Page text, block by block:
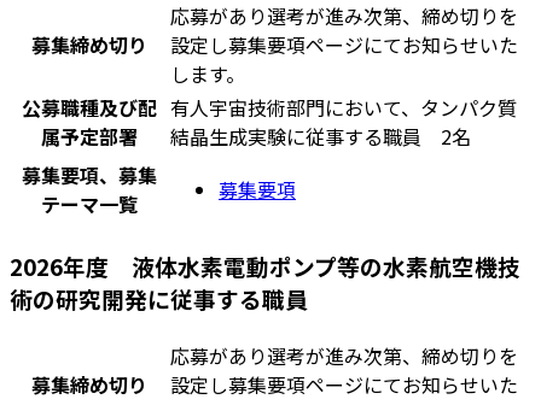
募集締め切り
応募があり選考が進み次第、締め切りを
設定し募集要項ページにてお知らせいた
します。
公募職種及び配
属予定部署
有人宇宙技術部門において、タンパク質
結晶生成実験に従事する職員 2名
募集要項、募集
テーマ一覧
募集要項
2026年度 液体水素電動ポンプ等の水素航空機技
術の研究開発に従事する職員
募集締め切り
応募があり選考が進み次第、締め切りを
設定し募集要項ページにてお知らせいた